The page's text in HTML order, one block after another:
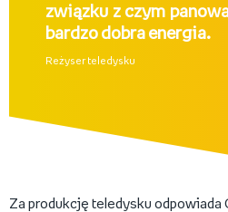
związku z czym
bardzo dobra energia.
Reżyser teledysku
Za produkcję teledysku odpowiada